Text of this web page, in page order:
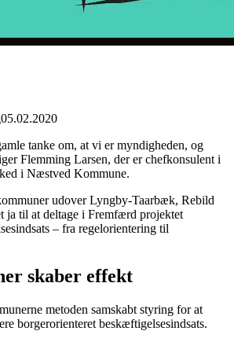
05.02.2020
tanke om, at vi er myndigheden, og
Flemming Larsen, der er chefkonsulent i
i Næstved Kommune.
udover Lyngby-Taarbæk, Rebild
ja til at deltage i Fremfærd projektet
– fra regelorientering til
skaber effekt
metoden samskabt styring for at
borgerorienteret beskæftigelsesindsats.